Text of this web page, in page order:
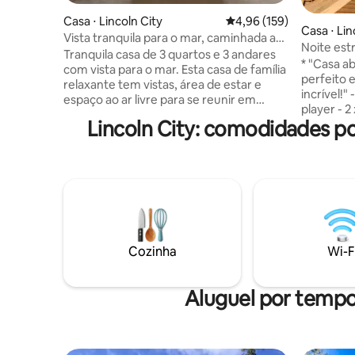
Casa ⋅ Lincoln City 4,96 de uma avaliação
4,96 (159)
Vista tranquila para o mar, caminhada até
a praia, suíte king.
Tranquila casa de 3 quartos e 3 andares
com vista para o mar. Esta casa de família
relaxante tem vistas, área de estar e
espaço ao ar livre para se reunir em
cima é linda! Encontre-se cativado pelo
até o parque do fim da estrada. A cidade
de Lincoln tem 7 milhas de praias para
explorar e você pode ser um dos
sortudos a encontrar um flutuador de
localmente.
Casa ⋅
Noite
180* à
* "Casa
perfeito
incrível!" - 55" Smart TV Living/rm + DVD
player - 2
Banheira
com
bilhar,
minutos
(acesso
Lincoln
Lincoln City: comodidades
Cozinha Wi-
Aluguel por